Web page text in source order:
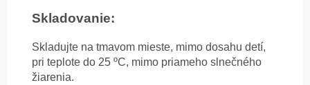
Skladovanie:
Skladujte na tmavom mieste, mimo dosahu detí,
pri teplote do 25 ºC, mimo priameho slnečného
žiarenia.